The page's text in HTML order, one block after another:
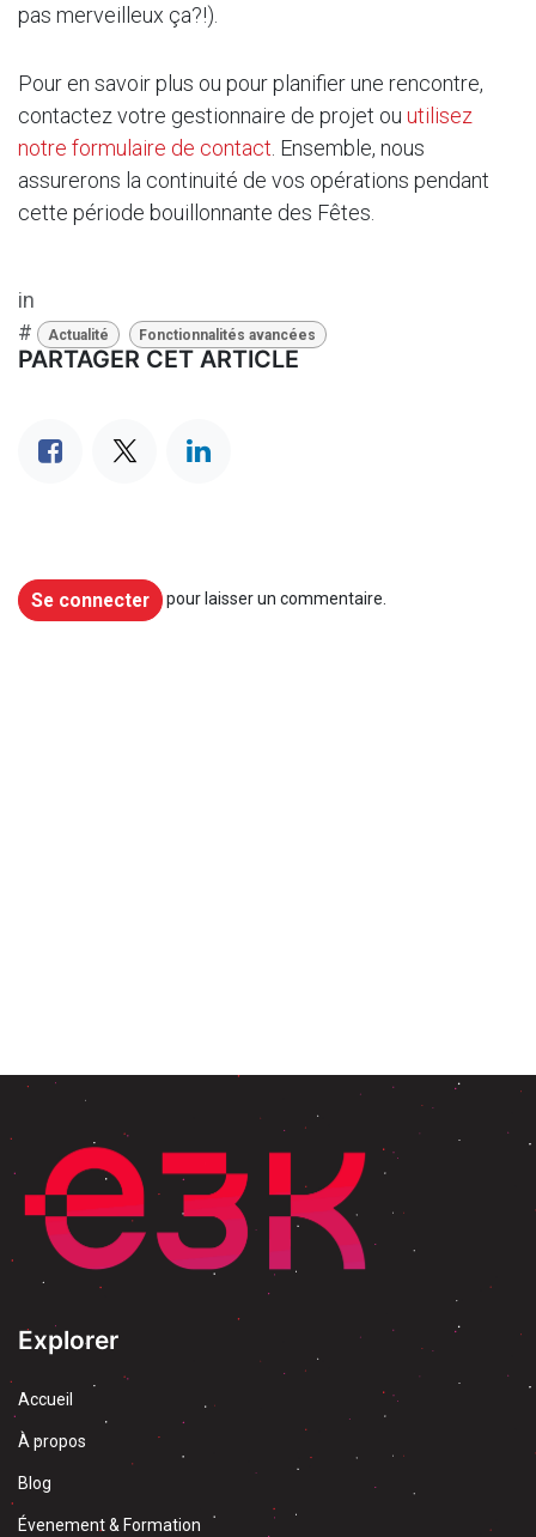
pas merveilleux ça?!).
Pour en savoir plus ou pour planifier une rencontre,
contactez votre gestionnaire de projet ou utilisez
notre formulaire de contact . Ensemble, nous
assurerons la continuité de vos opérations pendant
cette période bouillonnante des Fêtes.
in
#
Actualité Fonctionnalités avancées
PARTAGER CET ARTICLE
Se connecter pour laisser un commentaire.
Explorer
Accueil
À propos
Blog
Évenement & Formation